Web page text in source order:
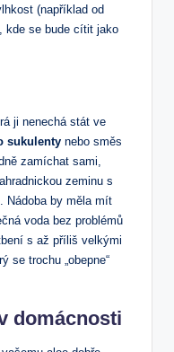
(například od
kde se bude cítit jako
ji nenechá stát ve
sukulenty nebo směs
zamíchat sami,
zeminu s
Nádoba by měla mít
voda bez problémů
s až příliš velkými
se trochu „obepne“
domácnosti